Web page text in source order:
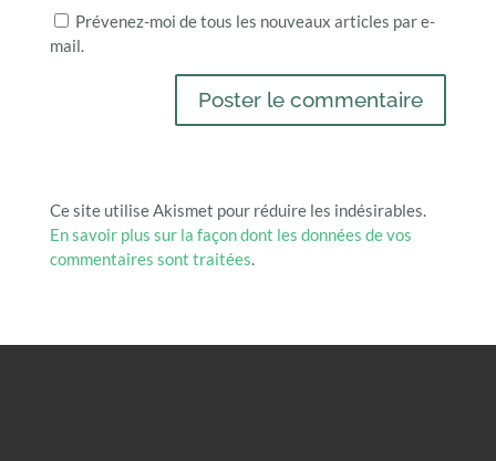
Prévenez-moi de tous les nouveaux articles par e-
mail.
Ce site utilise Akismet pour réduire les indésirables.
En savoir plus sur la façon dont les données de vos
commentaires sont traitées.